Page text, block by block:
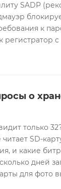
SADP
к
регистратор
о
только
SD-
и какие
дней
для фото